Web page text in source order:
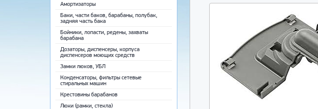
Амортизаторы
Баки, части баков, барабаны, полубак,
задняя часть бака
Бойники, лопасти, редены, захваты
барабана
Дозаторы, диспенсеры, корпуса
диспенсеров моющих средств
Замки люков, УБЛ
Конденсаторы, фильтры сетевые
стиральных машин
Крестовины барабанов
Люки (рамки, стекла)